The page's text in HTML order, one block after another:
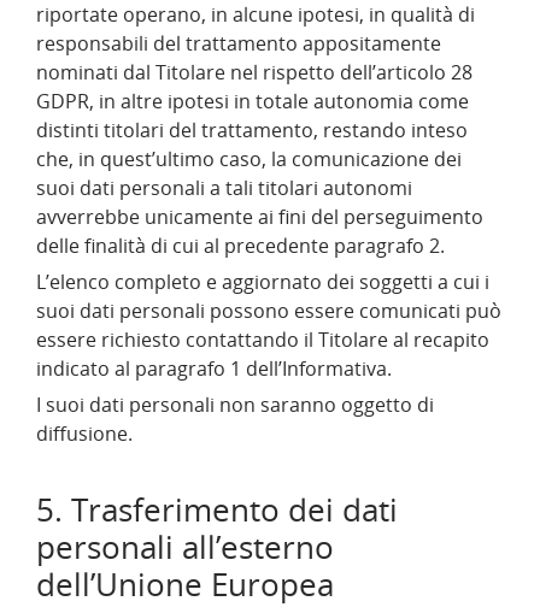
riportate operano, in alcune ipotesi, in qualità di
responsabili del trattamento appositamente
nominati dal Titolare nel rispetto dell’articolo 28
GDPR, in altre ipotesi in totale autonomia come
distinti titolari del trattamento, restando inteso
che, in quest’ultimo caso, la comunicazione dei
suoi dati personali a tali titolari autonomi
avverrebbe unicamente ai fini del perseguimento
delle finalità di cui al precedente paragrafo 2.
L’elenco completo e aggiornato dei soggetti a cui i
suoi dati personali possono essere comunicati può
essere richiesto contattando il Titolare al recapito
indicato al paragrafo 1 dell’Informativa.
I suoi dati personali non saranno oggetto di
diffusione.
5. Trasferimento dei dati
personali all’esterno
dell’Unione Europea